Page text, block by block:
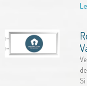
Si